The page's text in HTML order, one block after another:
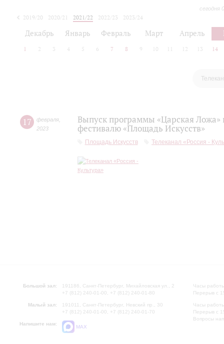
сегодня
2019/20 2020/21 2021/22 2022/23
2023/24
Декабрь Январь Февраль Март Апрель
1 2 3 4 5 6 7 8 9 10 12 13 14
17 февраля
2023
Выпуск программы «Царская
фестивалю «Площадь Искусств»
Площадь Искусств Телеканал «Россия -
Большой зал:
191186, Санкт-Петербург, Михайловская ул., 2
+7 (812) 240-01-00, +7 (812) 240-01-80
Малый зал:
191011, Санкт-Петербург, Невский пр., 30
+7 (812) 240-01-00, +7 (812) 240-01-70
Напишите нам:
MAX
Часы
Перерыв с
Часы
Перерыв с
Вопросы